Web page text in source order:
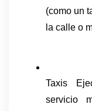
(como un
la calle o
Taxis
servicio